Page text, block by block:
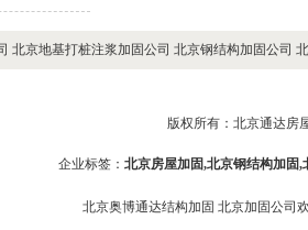
北京地基打桩注浆加固公司 北京钢结构加固公司
版权所有： 北京通达房
企业标签： 北京房屋加固,北京钢结构加固,
北京奥博通达结构加固 北京加固公司